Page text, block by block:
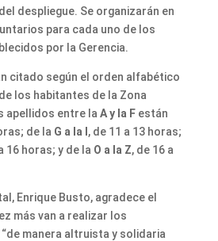
despliegue. Se organizarán en
para cada uno de los
por la Gerencia.
citado según el orden alfabético
los habitantes de la Zona
apellidos entre la A y la Festán
de la G a la I , de 11 a 13 horas;
16 horas; y de la O a la Z, de 16 a
Enrique Busto, agradece el
más van a realizar los
manera altruista y solidaria